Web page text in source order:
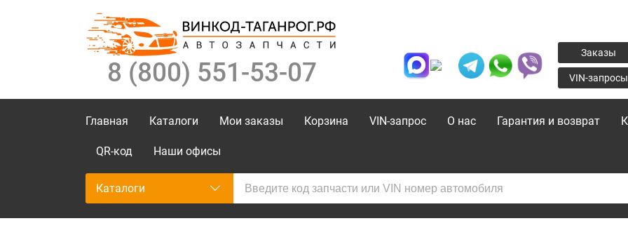
8 (800) 551-53-07
Заказы
VIN-запросы
Главная Каталоги Мои заказы Корзина VIN-запрос О нас Гарантия и возврат
QR-код Наши офисы
Каталоги